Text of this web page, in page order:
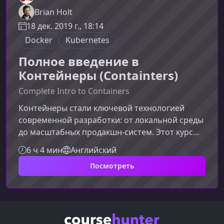
Brian Holt
18 дек. 2019 г., 18:14
Docker
Kubernetes
Полное введение в
Контейнеры (Containters)
Complete Intro to Containers
Контейнеры стали ключевой технологией
современной разработки: от локальной среды
до масштабных продакшн‑систем. Этот курс
поможет вам разобраться в основах
контейнеризации и уверенно применять её в
реальных проектах, используя популярные
индустрии.Что вы узнаете в этом
за шагом погружать вас в концепции,
6 ч 4 мин Английский
Посмотреть